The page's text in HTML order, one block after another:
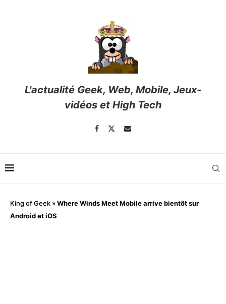
L'actualité Geek, Web, Mobile, Jeux-
vidéos et High Tech
King of Geek »Where Winds Meet Mobile arrive bientôt sur
Android et iOS